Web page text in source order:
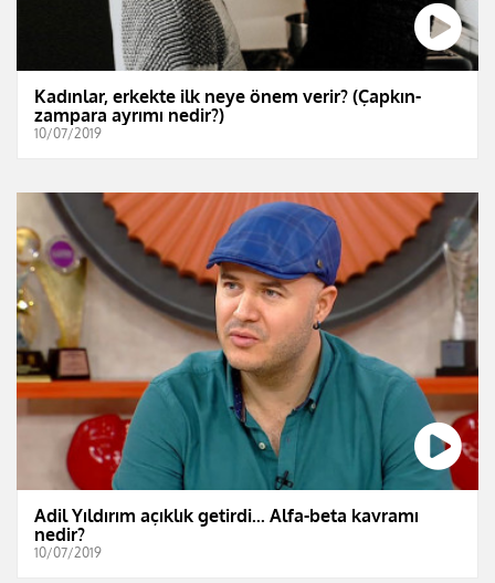
Kadınlar, erkekte ilk neye önem verir? (Çapkın-
zampara ayrımı nedir?)
10/07/2019
Adil Yıldırım açıklık getirdi... Alfa-beta kavramı
nedir?
10/07/2019